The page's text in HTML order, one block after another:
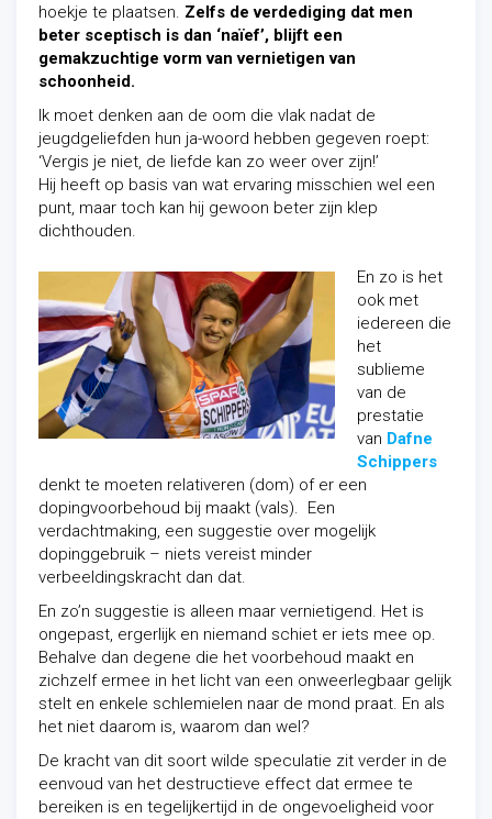
hoekje te plaatsen. Zelfs de verdediging dat men
beter sceptisch is dan ‘naïef’, blijft een
gemakzuchtige vorm van vernietigen van
schoonheid.
Ik moet denken aan de oom die vlak nadat de
jeugdgeliefden hun ja-woord hebben gegeven roept:
‘Vergis je niet, de liefde kan zo weer over zijn!’
Hij heeft op basis van wat ervaring misschien wel een
punt, maar toch kan hij gewoon beter zijn klep
dichthouden.
En zo is het
ook met
iedereen die
het
sublieme
van de
prestatie
van Dafne
Schippers
denkt te moeten relativeren (dom) of er een
dopingvoorbehoud bij maakt (vals). Een
verdachtmaking, een suggestie over mogelijk
dopinggebruik – niets vereist minder
verbeeldingskracht dan dat.
En zo’n suggestie is alleen maar vernietigend. Het is
ongepast, ergerlijk en niemand schiet er iets mee op.
Behalve dan degene die het voorbehoud maakt en
zichzelf ermee in het licht van een onweerlegbaar gelijk
stelt en enkele schlemielen naar de mond praat. En als
het niet daarom is, waarom dan wel?
De kracht van dit soort wilde speculatie zit verder in de
eenvoud van het destructieve effect dat ermee te
bereiken is en tegelijkertijd in de ongevoeligheid voor